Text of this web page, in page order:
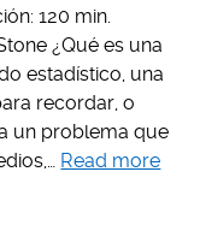
120 min.
¿Qué es una
estadístico, una
recordar, o
un problema que
Read more